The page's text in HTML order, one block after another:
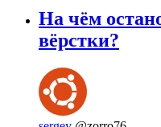
На чём
вёрстки?